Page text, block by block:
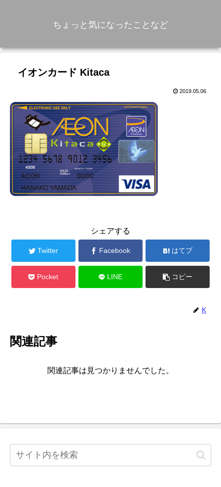
ちょっと気になったことなど
イオンカード Kitaca
2019.05.06
シェアする
Twitter Facebook はてブ
Pocket LINE コピー
K
関連記事
関連記事は見つかりませんでした。